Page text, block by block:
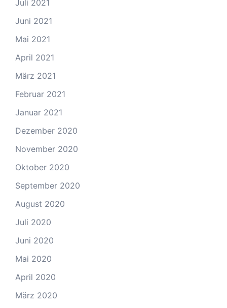
Juli 2021
Juni 2021
Mai 2021
April 2021
März 2021
Februar 2021
Januar 2021
Dezember 2020
November 2020
Oktober 2020
September 2020
August 2020
Juli 2020
Juni 2020
Mai 2020
April 2020
März 2020